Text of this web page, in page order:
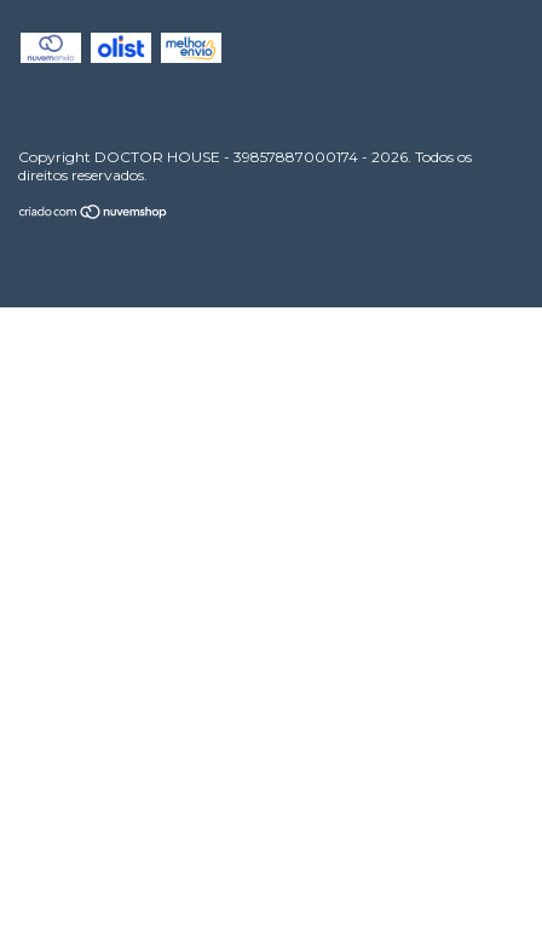
Copyright DOCTOR HOUSE - 39857887000174 - 2026. Todos os
direitos reservados.